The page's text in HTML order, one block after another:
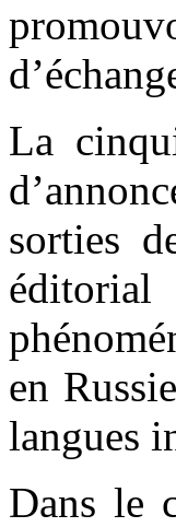
La
sorties
en
langues
Dans le